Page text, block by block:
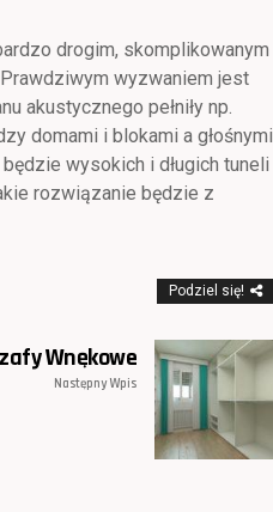
drogim, skomplikowanym
wyzwaniem jest
akustycznego pełniły np.
domami i blokami a głośnymi
wysokich i długich tuneli
rozwiązanie będzie z
Podziel się!
Wnękowe
Następny Wpis